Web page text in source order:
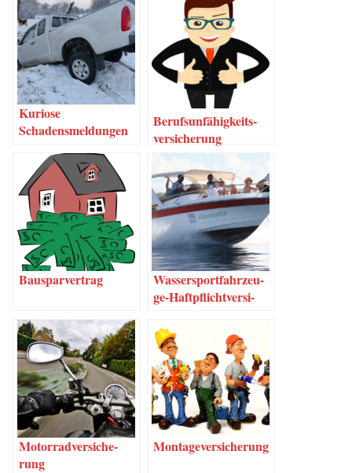
Kurio­se
Schadensmeldungen
Berufs­un­fä­hig­keits­
ver­si­che­rung
Bau­spar­ver­trag
Was­­ser­s­por­t­­fahr­­zeu­­
ge-Haf­t­pflich­t­­ver­­­si­
Motor­rad­ver­si­che­
rung
Mon­ta­ge­ver­si­che­rung